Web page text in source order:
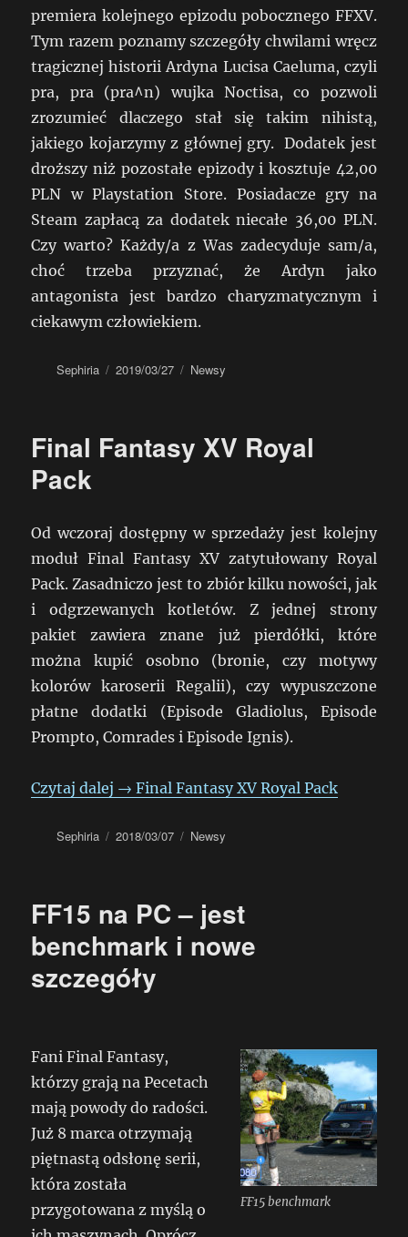
premiera kolejnego epizodu pobocznego FFXV.
Tym razem poznamy szczegóły chwilami wręcz
tragicznej historii Ardyna Lucisa Caeluma, czyli
pra, pra (pra^n) wujka Noctisa, co pozwoli
zrozumieć dlaczego stał się takim nihistą,
jakiego kojarzymy z głównej gry. Dodatek jest
droższy niż pozostałe epizody i kosztuje 42,00
PLN w Playstation Store. Posiadacze gry na
Steam zapłacą za dodatek niecałe 36,00 PLN.
Czy warto? Każdy/a z Was zadecyduje sam/a,
choć trzeba przyznać, że Ardyn jako
antagonista jest bardzo charyzmatycznym i
ciekawym człowiekiem.
Autor
Sephiria
Data
2019/03/27 Kategorie
Newsy
Final Fantasy XV Royal
Pack
Od wczoraj dostępny w sprzedaży jest kolejny
moduł Final Fantasy XV zatytułowany Royal
Pack. Zasadniczo jest to zbiór kilku nowości, jak
i odgrzewanych kotletów. Z jednej strony
pakiet zawiera znane już pierdółki, które
można kupić osobno (bronie, czy motywy
kolorów karoserii Regalii), czy wypuszczone
płatne dodatki (Episode Gladiolus, Episode
Prompto, Comrades i Episode Ignis).
Czytaj dalej → Final Fantasy XV Royal Pack
Autor
Sephiria
Data
2018/03/07 Kategorie
Newsy
FF15 na PC – jest
benchmark i nowe
szczegóły
FF15 benchmark
Fani Final Fantasy,
którzy grają na Pecetach
mają powody do radości.
Już 8 marca otrzymają
piętnastą odsłonę serii,
która została
przygotowana z myślą o